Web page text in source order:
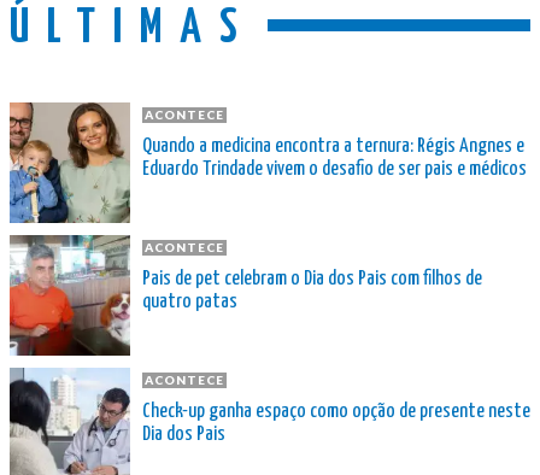
ÚLTIMAS
ACONTECE
Quando a medicina encontra a ternura: Régis Angnes e
Eduardo Trindade vivem o desafio de ser pais e médicos
ACONTECE
Pais de pet celebram o Dia dos Pais com filhos de
quatro patas
ACONTECE
Check-up ganha espaço como opção de presente neste
Dia dos Pais